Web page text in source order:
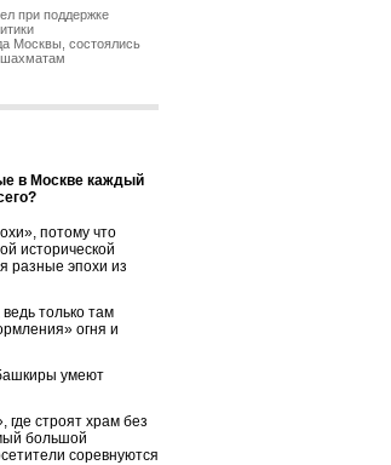
при поддержке
Москвы, состоялись
шахматам
в Москве каждый
потому что
исторической
разные эпохи из
только там
огня и
умеют
где строят храм без
большой
соревнуются